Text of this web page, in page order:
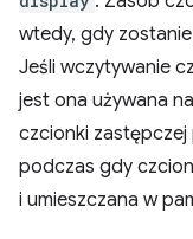
wtedy, gdy
Jeśli wczytywanie
jest ona używana
czcionki
podczas gdy
i umieszczana w